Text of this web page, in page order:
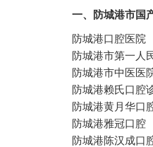
一、防城港市国
防城港口腔医院
防城港市第一人
防城港市中医医
防城港赖氏口腔
防城港黄月华口
防城港雅冠口腔
防城港陈汉成口